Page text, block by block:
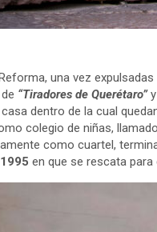
una vez
“Tiradores de Querétaro”
dentro de la cual
colegio de niñas, llamado
como cuartel,
en que se rescata